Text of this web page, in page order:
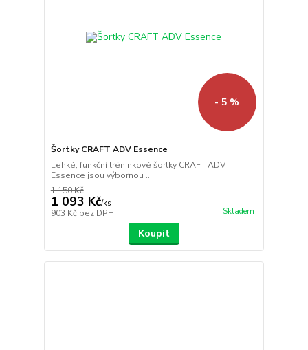
- 5 %
Šortky CRAFT ADV Essence
Lehké, funkční tréninkové šortky CRAFT ADV
Essence jsou výbornou ...
1 150 Kč
1 093 Kč/ks
903 Kč bez DPH Skladem
Koupit